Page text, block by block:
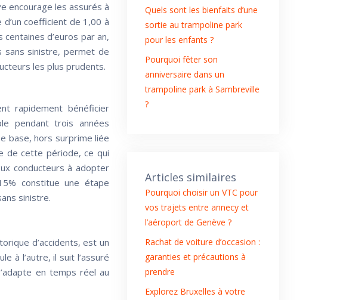
encourage les assurés à
coefficient de 1,00 à
d’euros par an,
sans sinistre, permet de
les plus prudents.
rapidement bénéficier
pendant trois années
base, hors surprime liée
de cette période, ce qui
conducteurs à adopter
constitue une étape
sinistre.
d’accidents, est un
à l’autre, il suit l’assuré
en temps réel au
Quels sont les bienfaits d’une
sortie au trampoline park
pour les enfants ?
Pourquoi fêter son
anniversaire dans un
trampoline park à Sambreville
?
Articles similaires
Pourquoi choisir un VTC pour
vos trajets entre annecy et
l’aéroport de Genève ?
Rachat de voiture d’occasion :
garanties et précautions à
prendre
Explorez Bruxelles à votre